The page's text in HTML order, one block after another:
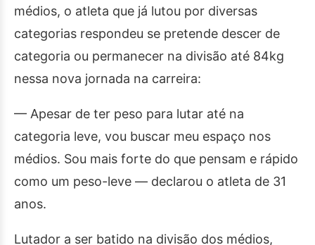
médios, o atleta que já lutou por diversas
categorias respondeu se pretende descer de
categoria ou permanecer na divisão até 84kg
nessa nova jornada na carreira:
— Apesar de ter peso para lutar até na
categoria leve, vou buscar meu espaço nos
médios. Sou mais forte do que pensam e rápido
como um peso-leve — declarou o atleta de 31
anos.
Lutador a ser batido na divisão dos médios,